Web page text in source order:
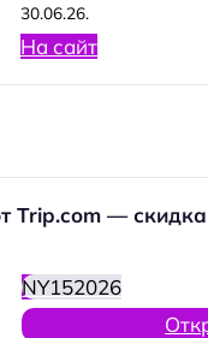
30.06.26.
На сайт
Trip.com —
NY152026